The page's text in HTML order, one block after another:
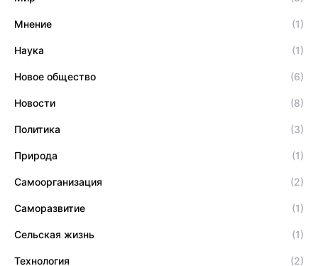
Мнение (1)
Наука (1)
Новое общество (6)
Новости (8)
Политика (3)
Природа (1)
Самоорганизация (2)
Саморазвитие (1)
Сельская жизнь (1)
Технология (2)